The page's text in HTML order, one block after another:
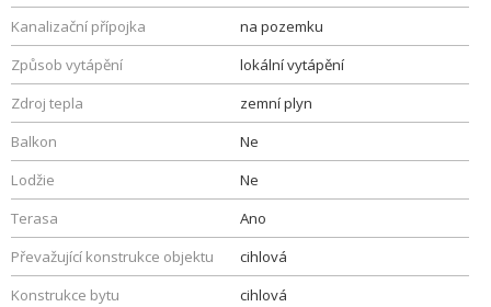
Kanalizační přípojka
na pozemku
Způsob vytápění
lokální vytápění
Zdroj tepla
zemní plyn
Balkon
Ne
Lodžie
Ne
Terasa
Ano
Převažující konstrukce objektu
cihlová
Konstrukce bytu
cihlová